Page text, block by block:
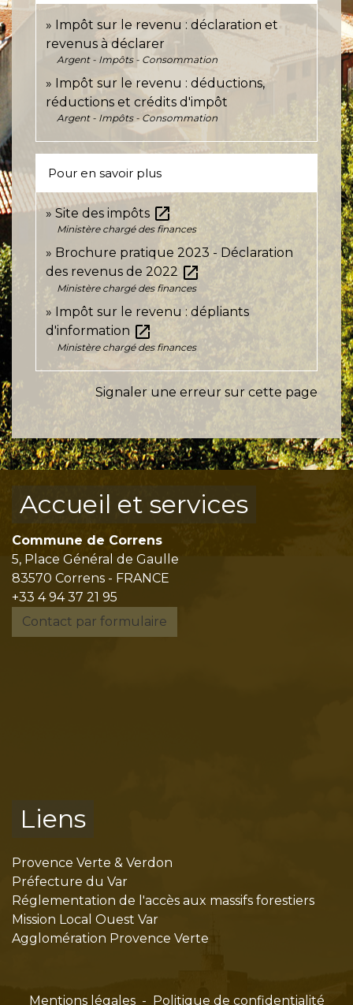
Impôt sur le revenu : déclaration et
revenus à déclarer
Argent - Impôts - Consommation
Impôt sur le revenu : déductions,
réductions et crédits d'impôt
Argent - Impôts - Consommation
Pour en savoir plus
Site des impôts open_in_new
Ministère chargé des finances
Brochure pratique 2023 - Déclaration
des revenus de 2022 open_in_new
Ministère chargé des finances
Impôt sur le revenu : dépliants
d'information open_in_new
Ministère chargé des finances
Signaler une erreur sur cette page
Accueil et services
Commune de Correns
5, Place Général de Gaulle
83570 Correns - FRANCE
+33 4 94 37 21 95
Contact par formulaire
Liens
Provence Verte & Verdon
Préfecture du Var
Réglementation de l'accès aux massifs forestiers
Mission Local Ouest Var
Agglomération Provence Verte
Mentions légales - Politique de confidentialité